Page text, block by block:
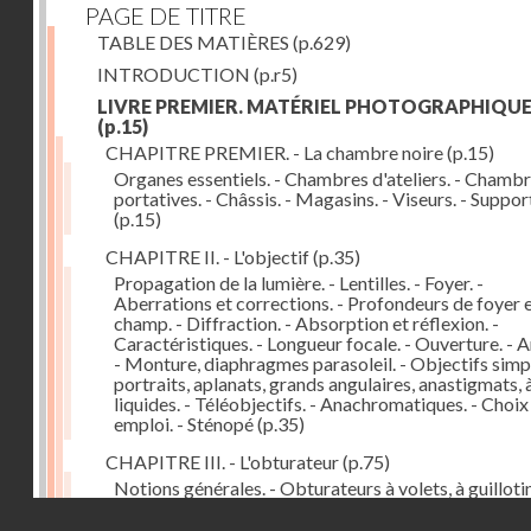
PAGE DE TITRE
TABLE DES MATIÈRES (p.629)
INTRODUCTION (p.r5)
LIVRE PREMIER. MATÉRIEL PHOTOGRAPHIQUE
(p.15)
CHAPITRE PREMIER. - La chambre noire(p.15)
Organes essentiels. - Chambres d'ateliers. -
portatives. - Châssis. - Magasins. - Viseurs. -
(p.15)
CHAPITRE II. - L'objectif(p.35)
Propagation de la lumière. - Lentilles. - Foyer. -
Aberrations et corrections. - Profondeurs de foyer
champ. - Diffraction. - Absorption et réflexion. -
Caractéristiques. - Longueur focale. - Ouverture. -
- Monture, diaphragmes parasoleil. - Objectifs
portraits, aplanats, grands angulaires, anastigmats,
liquides. - Téléobjectifs. - Anachromatiques. -
emploi. - Sténopé(p.35)
CHAPITRE III. - L'obturateur(p.75)
Notions générales. - Obturateurs à volets, à